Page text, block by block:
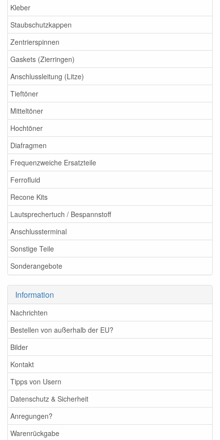
Kleber
Staubschutzkappen
Zentrierspinnen
Gaskets (Zierringen)
Anschlussleitung (Litze)
Tieftöner
Mitteltöner
Hochtöner
Diafragmen
Frequenzweiche Ersatzteile
Ferrofluid
Recone Kits
Lautsprechertuch / Bespannstoff
Anschlussterminal
Sonstige Teile
Sonderangebote
Information
Nachrichten
Bestellen von außerhalb der EU?
Bilder
Kontakt
Tipps von Usern
Datenschutz & Sicherheit
Anregungen?
Warenrückgabe